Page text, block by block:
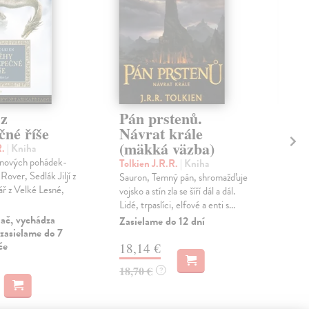
říše
| Kniha
pohádek-
Sedlák Jiljí z
z Velké Lesné,
vychádza
do 7
Pán prstenů.
Návrat krále
(mäkká väzba)
Tolkien J.R.R. | Kniha
Sauron, Temný pán, shromažďuje
vojsko a stín zla se šíří dál a dál.
Lidé, trpaslíci, elfové a enti s...
Zasielame do 12 dní
18,14 €
18,70 € ?